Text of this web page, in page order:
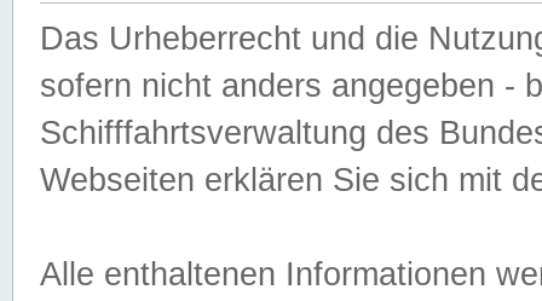
Das Urheberrecht und die
sofern nicht anders angegeben -
Schifffahrtsverwaltung des
Webseiten erklären Sie sich mit
Alle enthaltenen Informationen